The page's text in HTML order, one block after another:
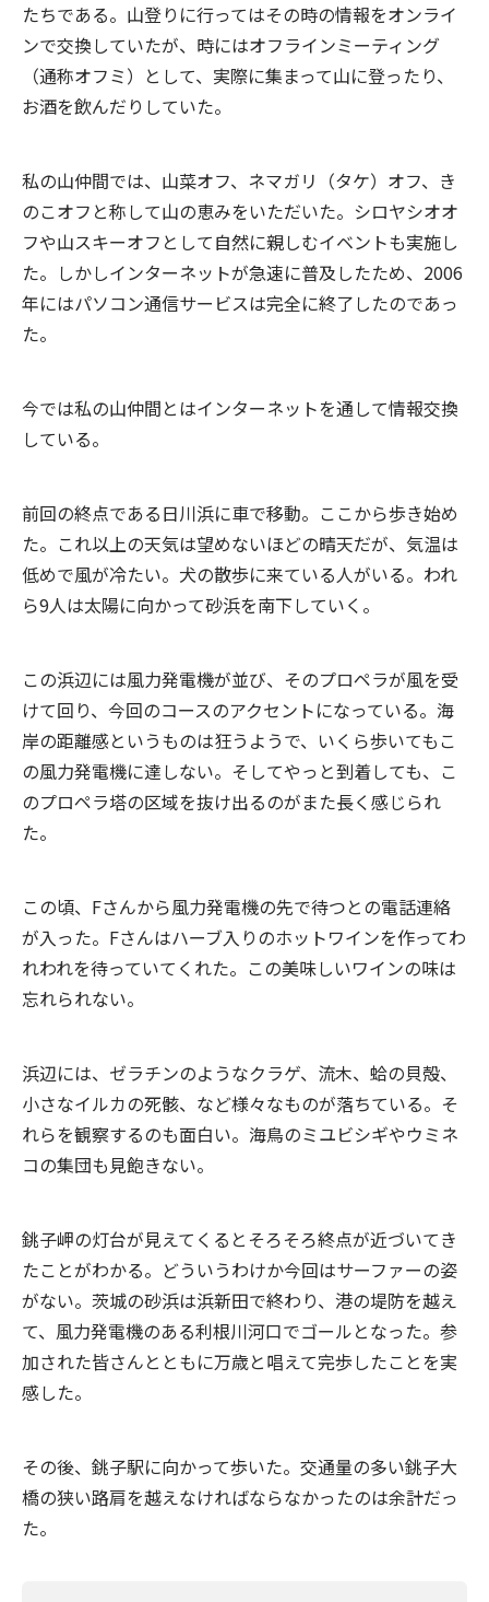
たちである。山登りに行ってはその時の情報をオンライ
ンで交換していたが、時にはオフラインミーティング
（通称オフミ）として、実際に集まって山に登ったり、
お酒を飲んだりしていた。
私の山仲間では、山菜オフ、ネマガリ（タケ）オフ、き
のこオフと称して山の恵みをいただいた。シロヤシオオ
フや山スキーオフとして自然に親しむイベントも実施し
た。しかしインターネットが急速に普及したため、2006
年にはパソコン通信サービスは完全に終了したのであっ
た。
今では私の山仲間とはインターネットを通して情報交換
している。
前回の終点である日川浜に車で移動。ここから歩き始め
た。これ以上の天気は望めないほどの晴天だが、気温は
低めで風が冷たい。犬の散歩に来ている人がいる。われ
ら9人は太陽に向かって砂浜を南下していく。
この浜辺には風力発電機が並び、そのプロペラが風を受
けて回り、今回のコースのアクセントになっている。海
岸の距離感というものは狂うようで、いくら歩いてもこ
の風力発電機に達しない。そしてやっと到着しても、こ
のプロペラ塔の区域を抜け出るのがまた長く感じられ
た。
この頃、Fさんから風力発電機の先で待つとの電話連絡
が入った。Fさんはハーブ入りのホットワインを作ってわ
れわれを待っていてくれた。この美味しいワインの味は
忘れられない。
浜辺には、ゼラチンのようなクラゲ、流木、蛤の貝殻、
小さなイルカの死骸、など様々なものが落ちている。そ
れらを観察するのも面白い。海鳥のミユビシギやウミネ
コの集団も見飽きない。
銚子岬の灯台が見えてくるとそろそろ終点が近づいてき
たことがわかる。どういうわけか今回はサーファーの姿
がない。茨城の砂浜は浜新田で終わり、港の堤防を越え
て、風力発電機のある利根川河口でゴールとなった。参
加された皆さんとともに万歳と唱えて完歩したことを実
感した。
その後、銚子駅に向かって歩いた。交通量の多い銚子大
橋の狭い路肩を越えなければならなかったのは余計だっ
た。